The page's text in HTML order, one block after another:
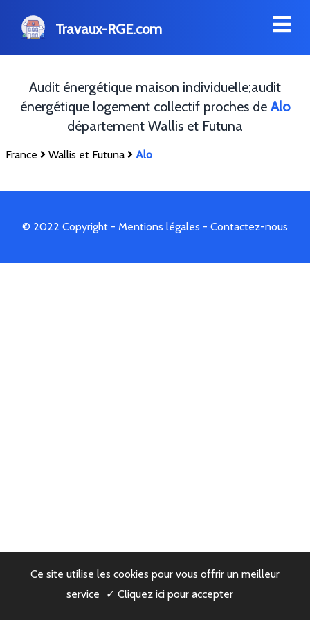
Travaux-RGE.com
Audit énergétique maison individuelle;audit
énergétique logement collectif proches de Alo
département Wallis et Futuna
France Wallis et Futuna Alo
© 2022 Copyright - Mentions légales - Contactez-nous
Ce site utilise les cookies pour vous offrir un meilleur
service
✓ Cliquez ici pour accepter